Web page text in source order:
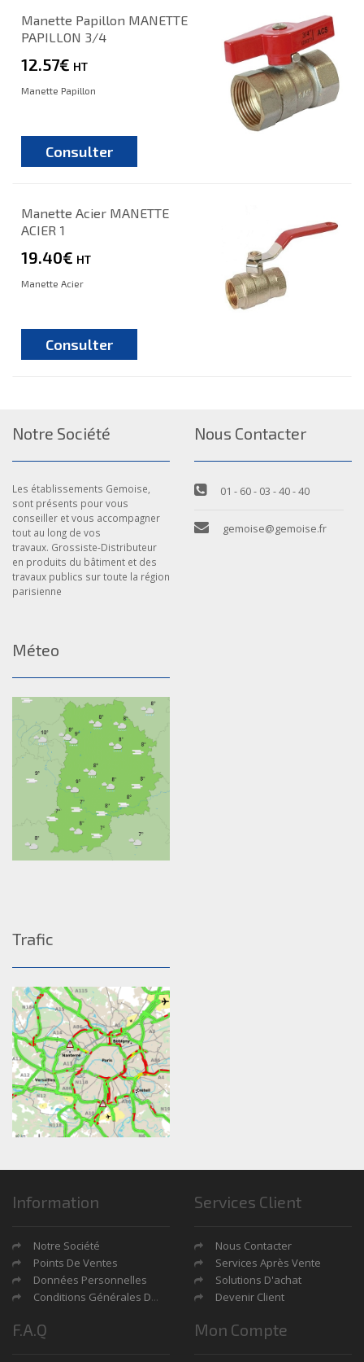
Manette Papillon MANETTE
PAPILLON 3/4
12.57€ HT
Manette Papillon
Consulter
Manette Acier MANETTE
ACIER 1
19.40€ HT
Manette Acier
Consulter
Notre Société
Les établissements Gemoise,
sont présents pour vous
conseiller et vous accompagner
tout au long de vos
travaux. Grossiste-Distributeur
en produits du bâtiment et des
travaux publics sur toute la région
parisienne
Nous Contacter
01 - 60 - 03 - 40 - 40
gemoise@gemoise.fr
Méteo
Trafic
Information
Notre Société
Points De Ventes
Données Personnelles
Conditions Générales De Ventes
Services Client
Nous Contacter
Services Après Vente
Solutions D'achat
Devenir Client
F.A.Q Mon Compte